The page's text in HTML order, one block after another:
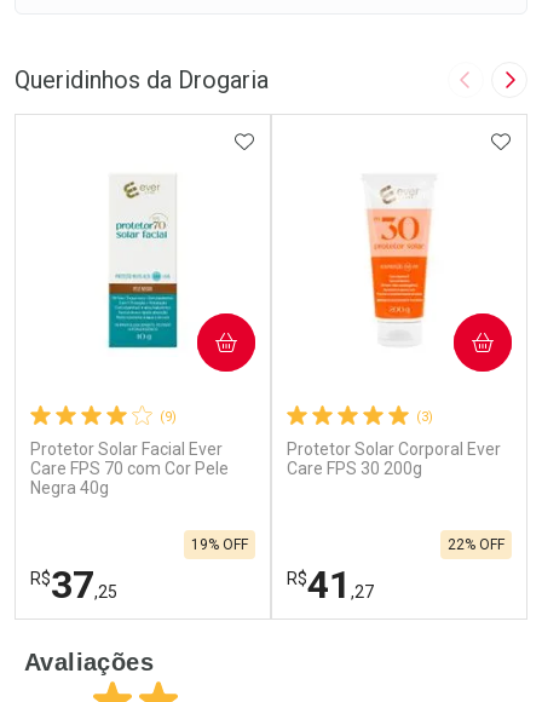
Queridinhos da Drogaria Imagem
(9)
Protetor Solar Facial Ever
Care FPS 70 com Cor Pele
Negra 40g
R$37,25
19% OFF
ADICIONAR AOS FAVORITOS
COMPRAR
(3)
Protetor Solar Corporal Ever
Care FPS 30 200g
R$41 ,27
22% OFF
COMPRAR
Avaliações